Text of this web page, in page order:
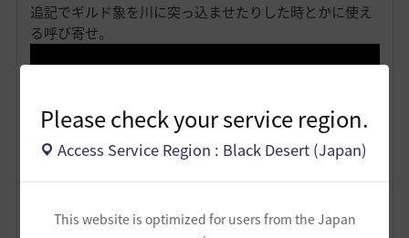
Please check your service region.
Access Service Region : Black Desert (Japan)
This website is optimized for users from the Japan
追記でギルド象を川に突っ込ませたりした時とかに使え
る呼び寄せ。